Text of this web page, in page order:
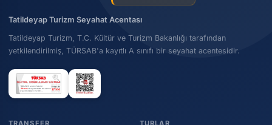
Tatildeyap Turizm Seyahat Acentası
Tatildeyap Turizm, T.C. Kültür ve Turizm Bakanlığı tarafından
yetkilendirilmiş, TÜRSAB'a kayıtlı A sınıfı bir seyahat acentesidir.
TRANSFER TURLAR